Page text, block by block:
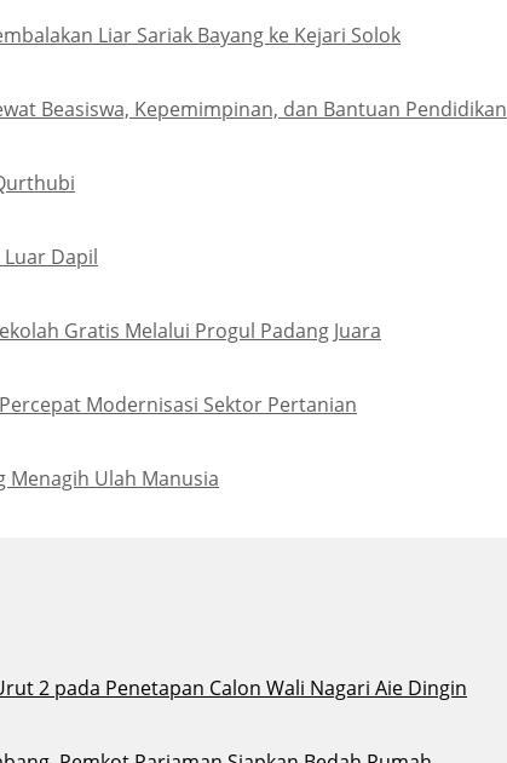
Liar Sariak Bayang ke Kejari Solok
Beasiswa, Kepemimpinan, dan Bantuan Pendidikan
Dapil
Gratis Melalui Progul Padang Juara
Modernisasi Sektor Pertanian
Menagih Ulah Manusia
2 pada Penetapan Calon Wali Nagari Aie Dingin